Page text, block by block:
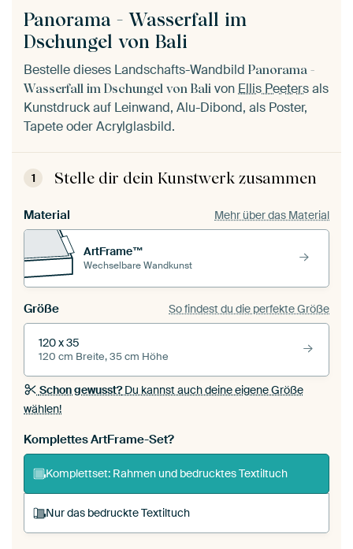
Panorama - Wasserfall im
Dschungel von Bali
Bestelle dieses Landschafts-Wandbild Panorama -
Wasserfall im Dschungel von Bali von Ellis Peetersals
Kunstdruck auf Leinwand, Alu-Dibond, als Poster,
Tapete oder Acrylglasbild.
1 Stelle dir dein Kunstwerk zusammen
Material Mehr über das Material
ArtFrame™
Wechselbare Wandkunst
Größe So findest du die perfekte Größe
120 x 35
120 cm Breite, 35 cm Höhe
Schon gewusst?Du kannst auch deine eigene Größe
wählen!
Komplettes ArtFrame-Set?
Komplettset: Rahmen und bedrucktes Textiltuch
Nur das bedruckte Textiltuch